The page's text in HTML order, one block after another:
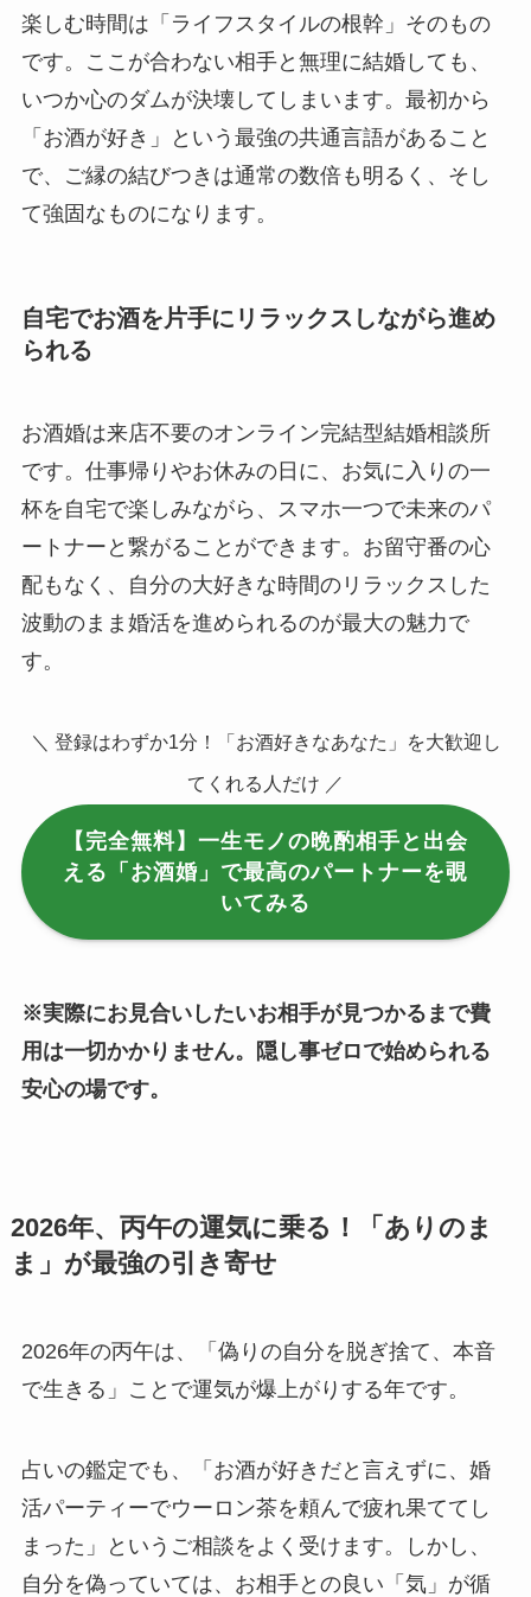
楽しむ時間は「ライフスタイルの根幹」そのもの
です。ここが合わない相手と無理に結婚しても、
いつか心のダムが決壊してしまいます。最初から
「お酒が好き」という最強の共通言語があること
で、ご縁の結びつきは通常の数倍も明るく、そし
て強固なものになります。
自宅でお酒を片手にリラックスしながら進め
られる
お酒婚は来店不要のオンライン完結型結婚相談所
です。仕事帰りやお休みの日に、お気に入りの一
杯を自宅で楽しみながら、スマホ一つで未来のパ
ートナーと繋がることができます。お留守番の心
配もなく、自分の大好きな時間のリラックスした
波動のまま婚活を進められるのが最大の魅力で
す。
＼ 登録はわずか1分！「お酒好きなあなた」を大歓迎し
てくれる人だけ ／
【完全無料】一生モノの晩酌相手と出会
える「お酒婚」で最高のパートナーを覗
いてみる
※実際にお見合いしたいお相手が見つかるまで費
用は一切かかりません。隠し事ゼロで始められる
安心の場です。
2026年、丙午の運気に乗る！「ありのま
ま」が最強の引き寄せ
2026年の丙午は、「偽りの自分を脱ぎ捨て、本音
で生きる」ことで運気が爆上がりする年です。
占いの鑑定でも、「お酒が好きだと言えずに、婚
活パーティーでウーロン茶を頼んで疲れ果ててし
まった」というご相談をよく受けます。しかし、
自分を偽っていては、お相手との良い「気」が循